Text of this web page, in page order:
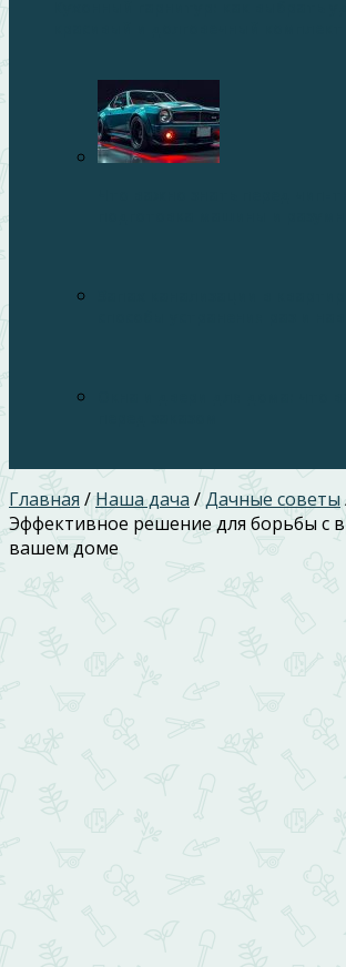
Главная / Наша дача /Дачные советы
Эффективное решение для борьбы с
вашем доме